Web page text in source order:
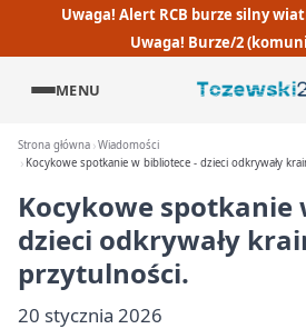
Uwaga! Alert RCB burze silny
Uwaga! Burze/2
MENU
Strona główna Wiadomości
Kocykowe spotkanie w bibliotece - dzieci odkrywały
Kocykowe spotkanie
dzieci odkrywały
przytulności.
20 stycznia 2026